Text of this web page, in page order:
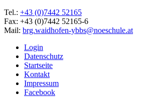
Tel.: +43 (0)7442 52165
Fax: +43 (0)7442 52165-6
Mail: brg.waidhofen-ybbs@noeschule.at
Login
Datenschutz
Startseite
Kontakt
Impressum
Facebook